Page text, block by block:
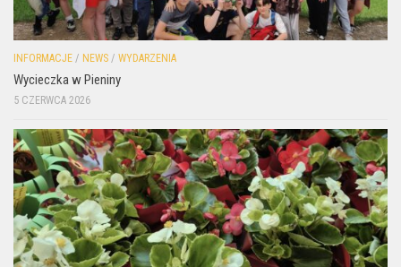
INFORMACJE / NEWS / WYDARZENIA
Wycieczka w Pieniny
5 CZERWCA 2026